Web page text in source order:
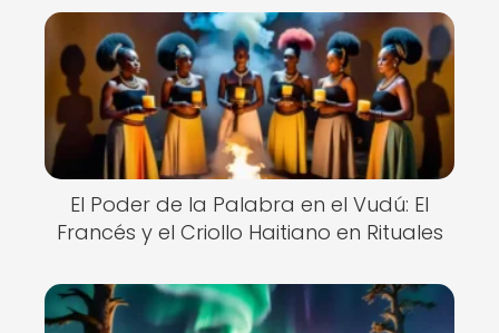
El Poder de la Palabra en el Vudú: El
Francés y el Criollo Haitiano en Rituales